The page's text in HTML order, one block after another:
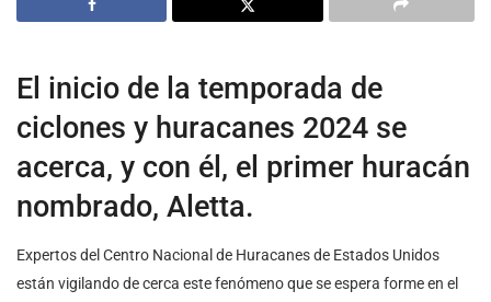
El inicio de la temporada de
ciclones y huracanes 2024 se
acerca, y con él, el primer huracán
nombrado, Aletta.
Expertos del Centro Nacional de Huracanes de Estados Unidos
están vigilando de cerca este fenómeno que se espera forme en el